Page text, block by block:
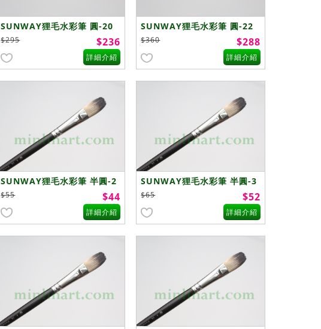
SUNWAY狸毛水彩筆 圓-20
號
$295 $236
詳細介紹
SUNWAY狸毛水彩筆 圓-22
號
$360 $288
詳細介紹
SUNWAY狸毛水彩筆 半圓-2
號
$55 $44
詳細介紹
SUNWAY狸毛水彩筆 半圓-3
號
$65 $52
詳細介紹